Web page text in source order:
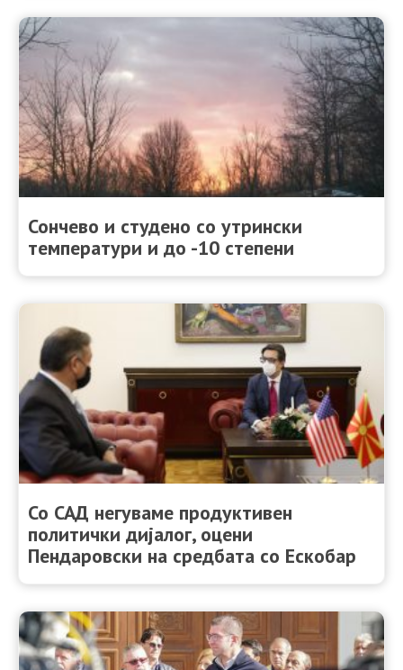
Сончево и студено со утрински
температури и до -10 степени
Со САД негуваме продуктивен
политички дијалог, оцени
Пендаровски на средбата со Ескобар